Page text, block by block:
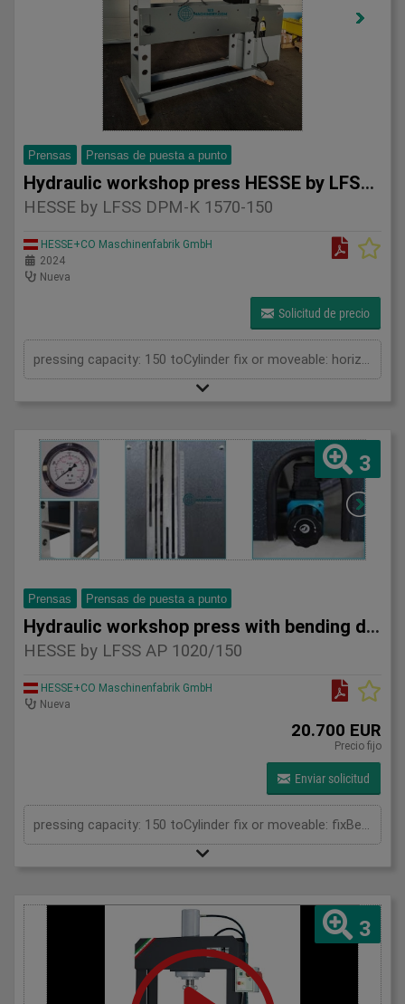
Prensas Prensas de puesta a punto
Hydraulic workshop press HESSE by LFSS DPM-K 1570-
HESSE by LFSS DPM-K 1570-150
HESSE+CO Maschinenfabrik GmbH
2024
Nueva
Solicitud de precio
pressing capacity: 150 toCylinder fix or moveable: horizontal moveableStroke: 300 mmDistance between columns: 1570 mmPiston diameter: 280x200 mmWorking speed: 5 mm/sRetraction speed: 10 mm/sLength: 2630 mmWidth: 1000 mmHeight: 2480 mmWeight: 2100 kg
3
Prensas Prensas de puesta a punto
Hydraulic workshop press with bending device HESSE
HESSE by LFSS AP 1020/150
HESSE+CO Maschinenfabrik GmbH
Nueva
20.700 EUR
Precio fijo
Enviar solicitud
pressing capacity: 150 toCylinder fix or moveable: fixBending length: 1000 mmStroke: 300 mmDistance between columns: 1020 mmDistance between table and toolholder: 610 mmRapid speed: 9 mm/sWorking speed: 5 mm/sRetraction speed: 10 mm/sMax. bending capacity (mild steel): 8 mmTable: 600x1020 mmHole in table: 100 mmHole distance: 190 mmLength: 2110 mmWidth: 1000 mmHeight: 2450 mmWeight: 2400 kg
3